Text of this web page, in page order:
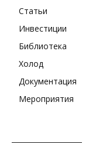
Статьи
Инвестиции
Библиотека
Холод
Документация
Мероприятия